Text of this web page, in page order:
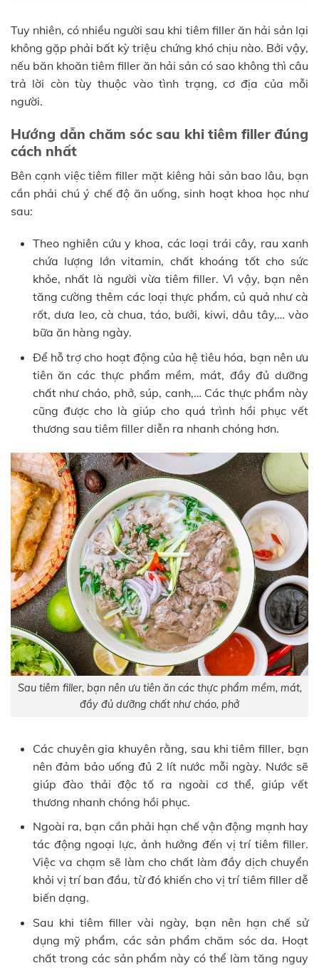
Tuy nhiên, có nhiều người sau khi tiêm filler ăn hải sản lại
không gặp phải bất kỳ triệu chứng khó chịu nào. Bởi vậy,
nếu băn khoăn tiêm filler ăn hải sản có sao không thì câu
trả lời còn tùy thuộc vào tình trạng, cơ địa của mỗi
người.
Hướng dẫn chăm sóc sau khi tiêm filler đúng
cách nhất
Bên cạnh việc tiêm filler mặt kiêng hải sản bao lâu, bạn
cần phải chú ý chế độ ăn uống, sinh hoạt khoa học như
sau:
Theo nghiên cứu y khoa, các loại trái cây, rau xanh
chứa lượng lớn vitamin, chất khoáng tốt cho sức
khỏe, nhất là người vừa tiêm filler. Vì vậy, bạn nên
tăng cường thêm các loại thực phẩm, củ quả như cà
rốt, dưa leo, cà chua, táo, bưởi, kiwi, dâu tây,… vào
bữa ăn hàng ngày.
Để hỗ trợ cho hoạt động của hệ tiêu hóa, bạn nên ưu
tiên ăn các thực phẩm mềm, mát, đầy đủ dưỡng
chất như cháo, phở, súp, canh,… Các thực phẩm này
cũng được cho là giúp cho quá trình hồi phục vết
thương sau tiêm filler diễn ra nhanh chóng hơn.
Sau tiêm filler, bạn nên ưu tiên ăn các thực phẩm mềm, mát,
đầy đủ dưỡng chất như cháo, phở
Các chuyên gia khuyên rằng, sau khi tiêm filler, bạn
nên đảm bảo uống đủ 2 lít nước mỗi ngày. Nước sẽ
giúp đào thải độc tố ra ngoài cơ thể, giúp vết
thương nhanh chóng hồi phục.
Ngoài ra, bạn cần phải hạn chế vận động mạnh hay
tác động ngoại lực, ảnh hưởng đến vị trí tiêm filler.
Việc va chạm sẽ làm cho chất làm đầy dịch chuyển
khỏi vị trí ban đầu, từ đó khiến cho vị trí tiêm filler dễ
biến dạng.
Sau khi tiêm filler vài ngày, bạn nên hạn chế sử
dụng mỹ phẩm, các sản phẩm chăm sóc da. Hoạt
chất trong các sản phẩm này có thể làm tăng nguy